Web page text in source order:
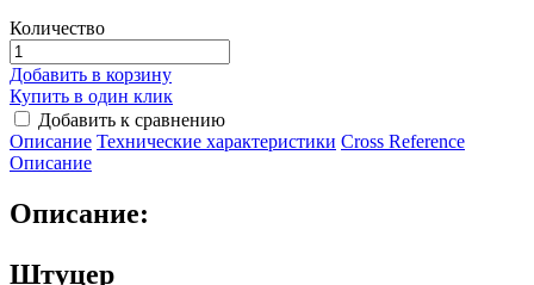
Количество
Добавить в корзину
Купить в один клик
Добавить к сравнению
Описание Технические характеристики Сross Reference
Описание
Описание:
Штуцер